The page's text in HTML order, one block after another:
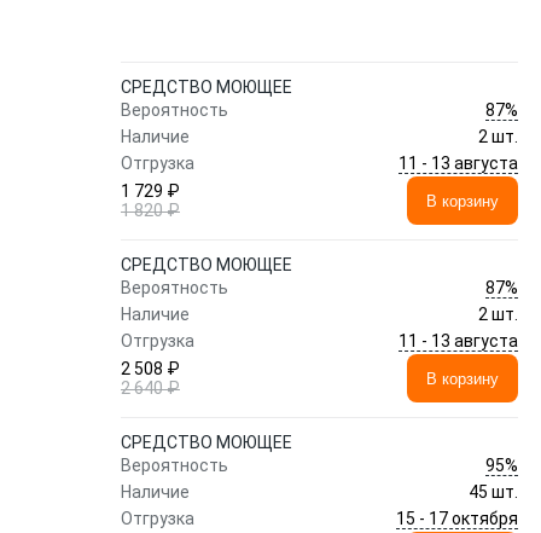
СРЕДСТВО МОЮЩЕЕ
Вероятность
87%
Наличие
2 шт.
Отгрузка
11 - 13 августа
1 729 ₽
1 820 ₽
В корзину
СРЕДСТВО МОЮЩЕЕ
Вероятность
87%
Наличие
2 шт.
Отгрузка
11 - 13 августа
2 508 ₽
2 640 ₽
В корзину
СРЕДСТВО МОЮЩЕЕ
Вероятность
95%
Наличие
45 шт.
Отгрузка
15 - 17 октября